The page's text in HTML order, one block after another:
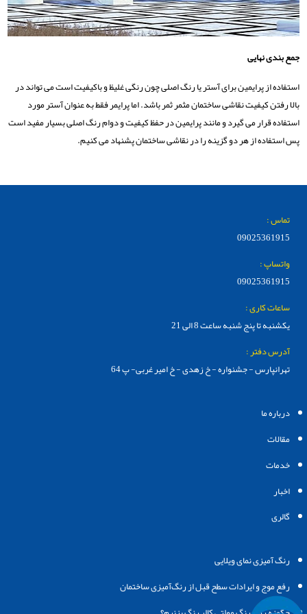
جمع بندی نهایی
استفاده از پرایمین برای آستر یا رنگ اصلی چون رنگی غلیظ و باکیفیت است می تواند در
بالا رفتن کیفیت نقاشی ساختمان مثمر ثمر باشد. اما پرایمر فقط به عنوان آستر مورد
استفاده قرار می گیرد و مانند پرایمین در حفظ کیفیت و دوام رنگ اصلی بسیار مفید است
پس استفاده از هر دو گزینه را در نقاشی ساختمان پشنهاد می کنیم.
تماس :
09025361915
واتساپ :
09025361915
ساعات کاری :
یکشنبه تا پنج شنبه ساعت 8 الی 21
آدرس دفتر :
تهرانپارس - جشنواره - خ زهدی - خ امیر غربی- پ 64
درباره ما
مقالات
خدمات
اخبار
گالری
رنگ‌ آمیزی نمای ویلایی
رفع موج و ایرادات سطح قبل از رنگ‌آمیزی ساختمان